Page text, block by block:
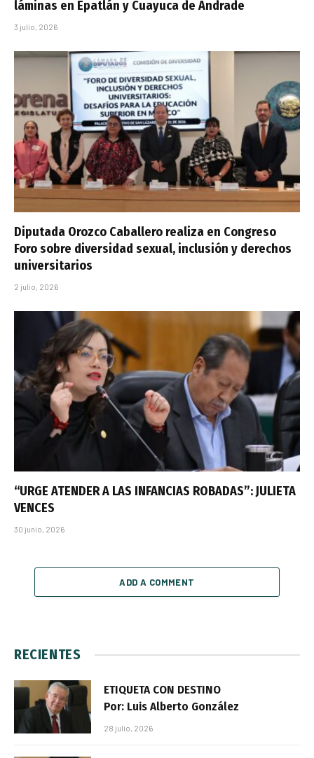
láminas en Epatlán y Cuayuca de Andrade
3 julio, 2026
Diputada Orozco Caballero realiza en Congreso
Foro sobre diversidad sexual, inclusión y derechos
universitarios
2 julio, 2026
“URGE ATENDER A LAS INFANCIAS ROBADAS”: JULIETA
VENCES
30 junio, 2026
ADD A COMMENT
RECIENTES
ETIQUETA CON DESTINO
Por: Luis Alberto González
28 julio, 2026